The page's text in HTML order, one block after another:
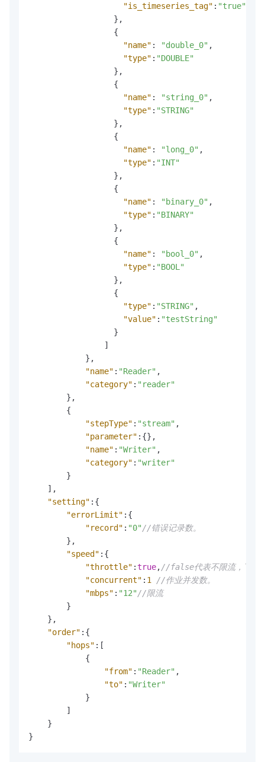
"is_timeseries_tag" : "true"
} ,
{
"name" : "double_0" ,
"type" : "DOUBLE"
} ,
{
"name" : "string_0" ,
"type" : "STRING"
} ,
{
"name" : "long_0" ,
"type" : "INT"
} ,
{
"name" : "binary_0" ,
"type" : "BINARY"
} ,
{
"name" : "bool_0" ,
"type" : "BOOL"
} ,
{
"type" : "STRING" ,
"value" : "testString"
}
]
} ,
"name" : "Reader" ,
"category" : "reader"
} ,
{
"stepType" : "stream" ,
"parameter" : {} ,
"name" : "Writer" ,
"category" : "writer"
}
] ,
"setting" : {
"errorLimit" : {
"record" : "0" //错误记录数。
} ,
"speed" : {
"throttle" :true, //false代表不限流，下面
"concurrent" : 1
//作业并发数。
"mbps" : "12" //限流
}
} ,
"order" : {
"hops" : [
{
"from" : "Reader" ,
"to" : "Writer"
}
]
}
}